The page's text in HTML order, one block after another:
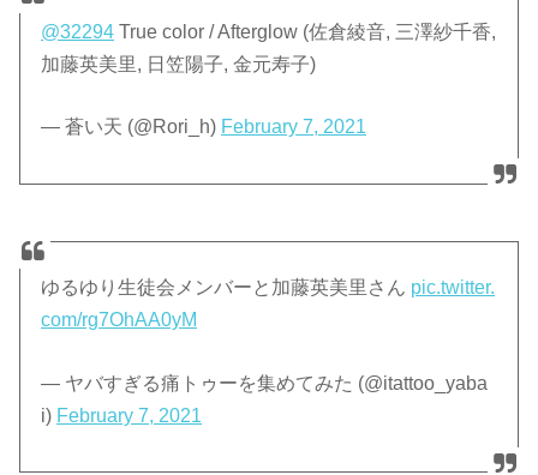
@32294 True color / Afterglow (佐倉綾音, 三澤紗千香,
加藤英美里, 日笠陽子, 金元寿子)
— 蒼い天 (@Rori_h) February 7, 2021
ゆるゆり生徒会メンバーと加藤英美里さん pic.twitter.
com/rg7OhAA0yM
— ヤバすぎる痛トゥーを集めてみた (@itattoo_yaba
i) February 7, 2021